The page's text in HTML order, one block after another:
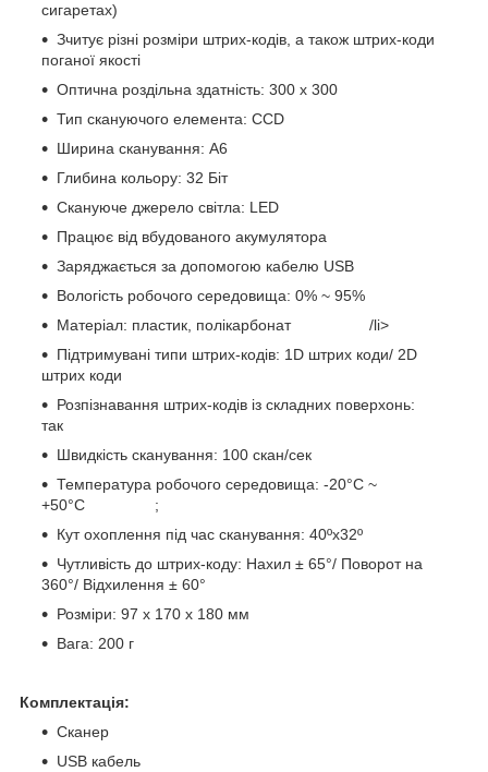
сигаретах)
Зчитує різні розміри штрих-кодів, а також штрих-коди
поганої якості
Оптична роздільна здатність: 300 х 300
Тип скануючого елемента: CCD
Ширина сканування: A6
Глибина кольору: 32 Біт
Скануюче джерело світла: LED
Працює від вбудованого акумулятора
Заряджається за допомогою кабелю USB
Вологість робочого середовища: 0% ~ 95%
Матеріал: пластик, полікарбонат /li>
Підтримувані типи штрих-кодів: 1D штрих коди/ 2D
штрих коди
Розпізнавання штрих-кодів із складних поверхонь:
так
Швидкість сканування: 100 скан/сек
Температура робочого середовища: -20°С ~
+50°С ;
Кут охоплення під час сканування: 40ºx32º
Чутливість до штрих-коду: Нахил ± 65°/ Поворот на
360°/ Відхилення ± 60°
Розміри: 97 x 170 x 180 мм
Вага: 200 г
Комплектація:
Сканер
USB кабель